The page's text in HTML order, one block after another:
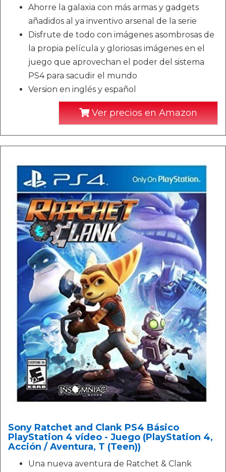
Ahorre la galaxia con más armas y gadgets
añadidos al ya inventivo arsenal de la serie
Disfrute de todo con imágenes asombrosas de
la propia película y gloriosas imágenes en el
juego que aprovechan el poder del sistema
PS4 para sacudir el mundo
Version en inglés y español
Ver precios en Amazon
Sony Ratchet and Clank PS4 Básico
PlayStation 4 vídeo - Juego (PlayStation 4,
Acción / Aventura, T (Teen))
Una nueva aventura de Ratchet & Clank